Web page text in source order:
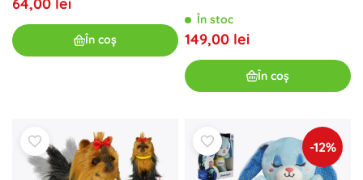
În coș
În stoc
149,00 lei
În coș
-12%